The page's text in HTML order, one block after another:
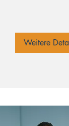
Weitere